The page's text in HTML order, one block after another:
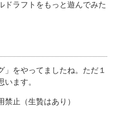
ドラフトをもっと遊んでみた
をやってましたね。ただ１
ます。
禁止（生贄はあり）